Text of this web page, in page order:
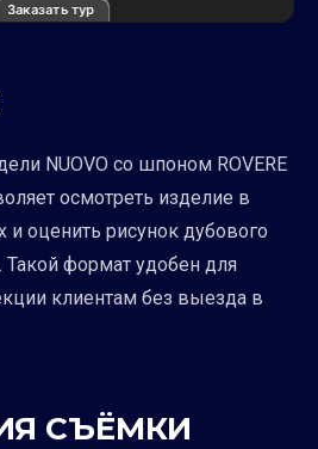
Заказать тур
NUOVO со шпоном ROVERE
осмотреть изделие в
и оценить рисунок дубового
Такой формат удобен для
клиентам без выезда в
СЪЁМКИ